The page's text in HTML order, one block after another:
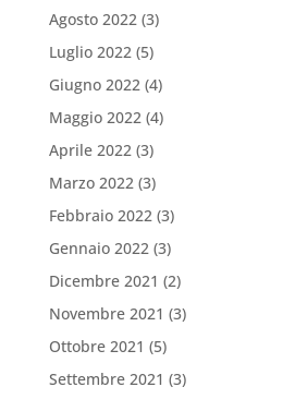
Agosto 2022(3)
Luglio 2022(5)
Giugno 2022(4)
Maggio 2022(4)
Aprile 2022(3)
Marzo 2022(3)
Febbraio 2022(3)
Gennaio 2022(3)
Dicembre 2021 (2)
Novembre 2021 (3)
Ottobre 2021 (5)
Settembre 2021 (3)